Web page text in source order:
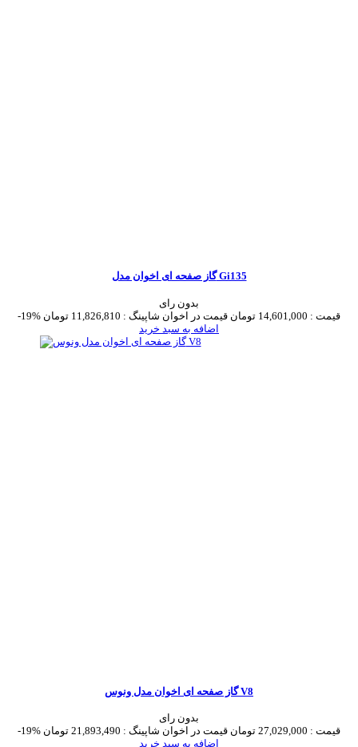
گاز صفحه ای اخوان مدل Gi135
بدون رای
-19%
قیمت : 14,601,000 تومان قیمت در اخوان شاپینگ : 11,826,810 تومان
اضافه به سبد خرید
گاز صفحه ای اخوان مدل ونوس V8
بدون رای
-19%
قیمت : 27,029,000 تومان قیمت در اخوان شاپینگ : 21,893,490 تومان
اضافه به سبد خرید